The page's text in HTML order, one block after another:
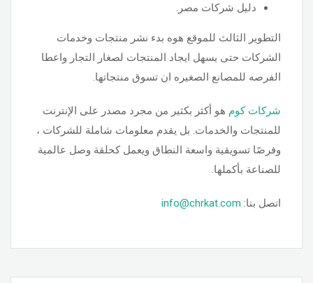
دليل شركات مصر.
التطوير الثالث للموقع هوه بدء نشر منتجات وخدمات
الشركات حتى يسهل ايجاد المنتجات لصغار التجار واعطا
الفرصه للمصانع الصغيره ان تسوق منتجاتها.
شركات كوم هو أكثر بكثير من مجرد مصدر على الإنترنت
للمنتجات والخدمات. بل يقدم معلومات شاملة للشركات ،
وفرصًا تسويقية واسعة النطاق ويعمل كحلقة وصل عالمية
للصناعة بأكملها.
اتصل بنا: info@chrkat.com